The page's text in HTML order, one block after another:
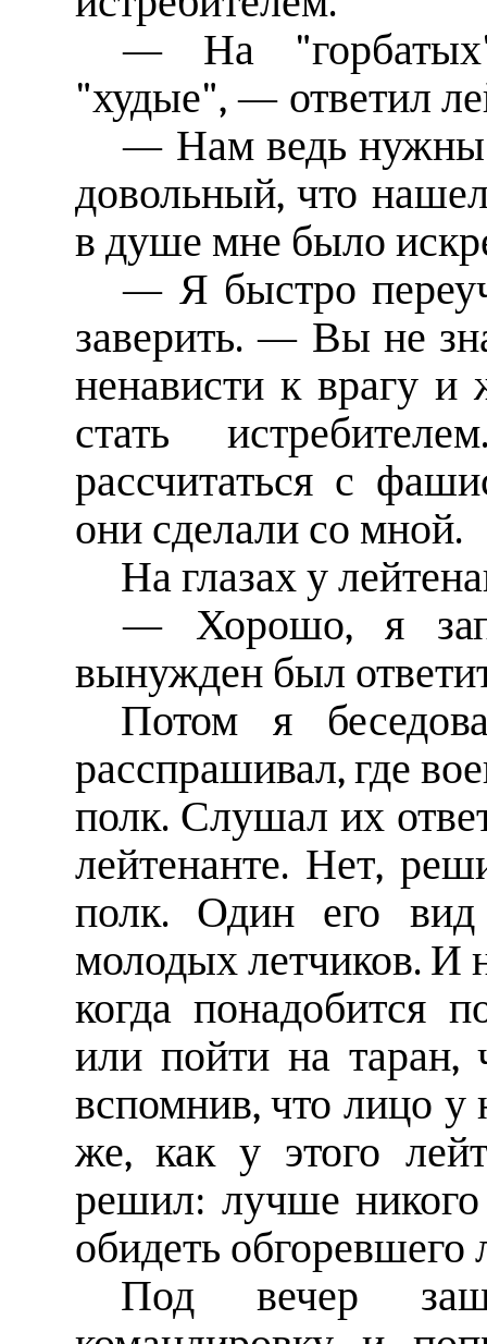
— На
"худые", — ответил
— Нам ведь нужны
довольный, что
в душе мне было
— Я быстро
заверить. — Вы не
ненависти к врагу и
стать
рассчитаться с
они сделали со мной.
На глазах у
— Хорошо, я
вынужден был
Потом я
расспрашивал, где
полк. Слушал их
лейтенанте. Нет,
полк. Один его вид
молодых летчиков. И
когда понадобится
или пойти на таран,
вспомнив, что лицо у
же, как у этого
решил: лучше
обидеть обгоревшего
Под вечер